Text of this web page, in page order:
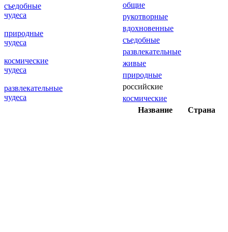
съедобные
чудеса
природные
чудеса
космические
чудеса
развлекательные
чудеса
общие
рукотворные
вдохновенные
съедобные
развлекательные
живые
природные
российские
космические
Название
Страна